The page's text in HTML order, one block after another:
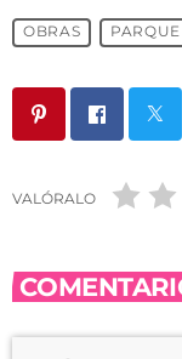
OBRAS PARQUE
VALÓRALO